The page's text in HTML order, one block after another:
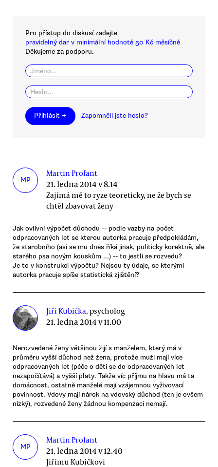
Pro přístup do diskusí zadejte
pravidelný dar v minimální hodnotě 50 Kč měsíčně
Děkujeme za podporu.
Přihlásit → Zapomněli jste heslo?
MP
Martin Profant
21. ledna 2014 v 8.14
Zajímá mě to ryze teoreticky, ne že bych se
chtěl zbavovat ženy
Jak ovlivní výpočet důchodu -- podle vazby na počet
odpracovaných let se kterou autorka pracuje předpokládám,
že starobního (asi se mu dnes říká jinak, politicky korektně, ale
starého psa novým kouskům ...) -- to jestli se rozvedu?
Je to v konstrukci výpočtu? Nejsou ty údaje, se kterými
autorka pracuje spíše statistická zjištění?
Jiří Kubička, psycholog
21. ledna 2014 v 11.00
Nerozvedené ženy většinou žijí s manželem, který má v
průměru vyšší důchod než žena, protože muži mají více
odpracovaných let (péče o děti se do odpracovaných let
nezapočítává) a vyšší platy. Takže víc příjmu na hlavu má ta
domácnost, ostatně manželé mají vzájemnou vyživovací
povinnost. Vdovy mají nárok na vdovský důchod (ten je ovšem
nízký), rozvedené ženy žádnou kompenzaci nemají.
MP
Martin Profant
21. ledna 2014 v 12.40
Jiřímu Kubičkovi